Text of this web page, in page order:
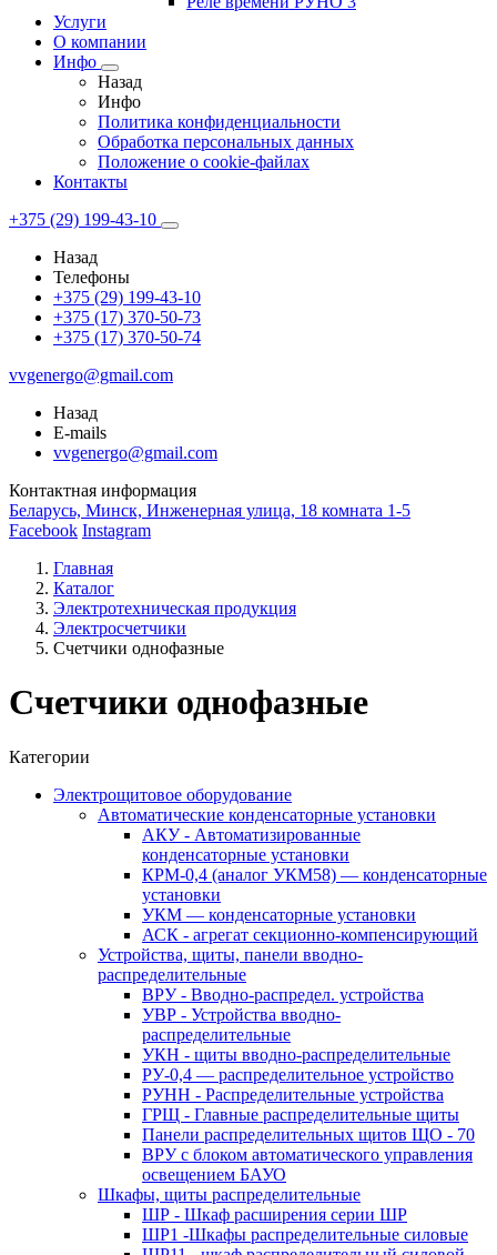
Услуги
О компании
Инфо
Назад
Инфо
Политика конфиденциальности
Обработка персональных данных
Положение о cookie-файлах
Контакты
+375 (29) 199-43-10
Назад
Телефоны
+375 (29) 199-43-10
+375 (17) 370-50-73
+375 (17) 370-50-74
vvgenergo@gmail.com
Назад
E-mails
vvgenergo@gmail.com
Контактная информация
Беларусь, Минск, Инженерная улица, 18 комната 1-5
Facebook Instagram
Главная
Каталог
Электротехническая продукция
Электросчетчики
Счетчики однофазные
Счетчики однофазные
Категории
Электрощитовое оборудование
Автоматические конденсаторные установки
АКУ - Автоматизированные
конденсаторные установки
КРМ-0,4 (аналог УКМ58) — конденсаторные
установки
УКМ — конденсаторные установки
АСК - агрегат секционно-компенсирующий
Устройства, щиты, панели вводно-
распределительные
ВРУ - Вводно-распредел. устройства
УВР - Устройства вводно-
распределительные
УКН - щиты вводно-распределительные
РУ-0,4 — распределительное устройство
РУНН - Распределительные устройства
ГРЩ - Главные распределительные щиты
Панели распределительных щитов ЩО - 70
ВРУ с блоком автоматического управления
освещением БАУО
Шкафы, щиты распределительные
ШР - Шкаф расширения серии ШР
ШР1 -Шкафы распределительные силовые